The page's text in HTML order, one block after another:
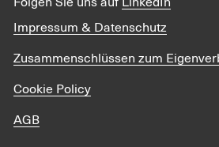
Impressum & Datenschutz
Zusammenschlüssen zum
Cookie Policy
AGB